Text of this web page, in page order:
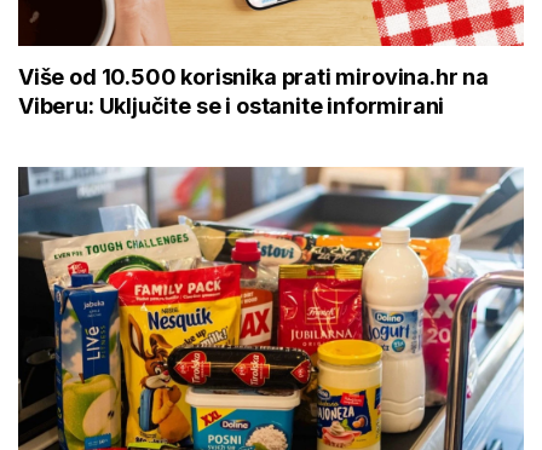
Više od 10.500 korisnika prati mirovina.hr na
Viberu: Uključite se i ostanite informirani